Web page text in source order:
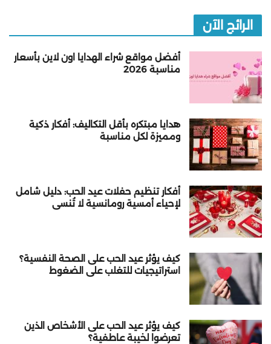
الرائج الآن
أفضل مواقع شراء الهدايا اون لاين بأسعار
مناسبة 2026
هدايا مبتكره بأقل التكاليف: أفكار ذكية
ومميزة لكل مناسبة
أفكار تنظيم حفلات عيد الحب: دليل شامل
لإحياء أمسية رومانسية لا تُنسى
كيف يؤثر عيد الحب على الصحة النفسية؟
استراتيجيات للتغلب على الضغوط
كيف يؤثر عيد الحب على الأشخاص الذين
تعرضوا لخيبة عاطفية؟